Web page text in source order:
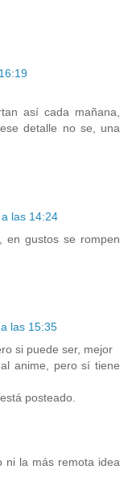
así cada mañana,
detalle no se, una
las 14:24
en gustos se rompen
las 15:35
si puede ser, mejor
anime, pero sí tiene
posteado.
ni la más remota idea